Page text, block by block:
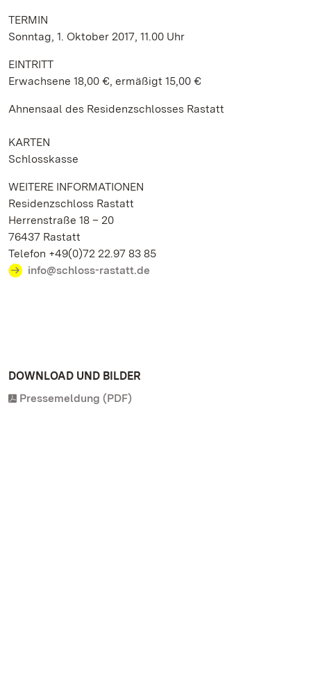
TERMIN
Sonntag, 1. Oktober 2017, 11.00 Uhr
EINTRITT
Erwachsene 18,00 €, ermäßigt 15,00 €
Ahnensaal des Residenzschlosses Rastatt
KARTEN
Schlosskasse
WEITERE INFORMATIONEN
Residenzschloss Rastatt
Herrenstraße 18 – 20
76437 Rastatt
Telefon +49(0)72 22.97 83 85
info@schloss-rastatt.de
DOWNLOAD UND BILDER
Pressemeldung (PDF)